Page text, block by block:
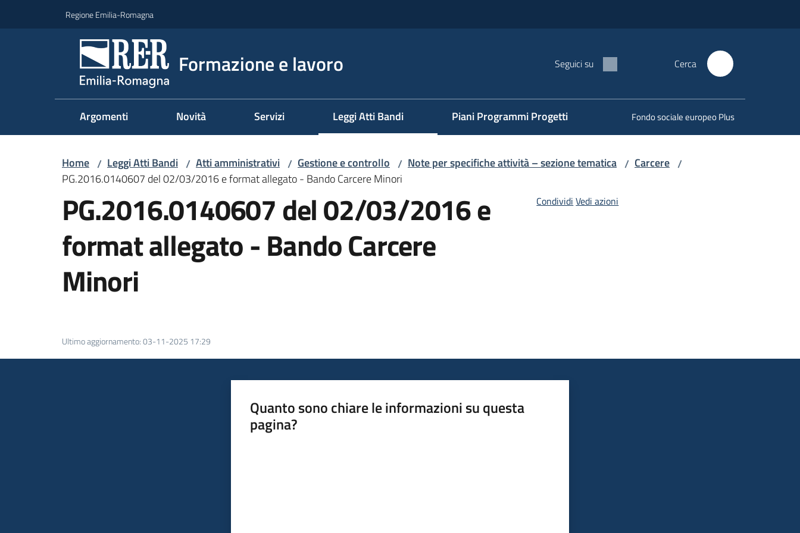
Regione Emilia-Romagna
Formazione e lavoro Seguici su Cerca
Argomenti Novità Servizi Leggi Atti Bandi Piani Programmi Progetti Fondo sociale europeo Plus
Home / Leggi Atti Bandi / Atti amministrativi / Gestione e controllo / Note per specifiche attività – sezione tematica / Carcere /
PG.2016.0140607 del 02/03/2016 e format allegato - Bando Carcere Minori
PG.2016.0140607 del 02/03/2016 e
format allegato - Bando Carcere
Minori
Condividi Vedi azioni
Ultimo aggiornamento:03-11-2025 17:29
Quanto sono chiare le informazioni su questa
pagina?